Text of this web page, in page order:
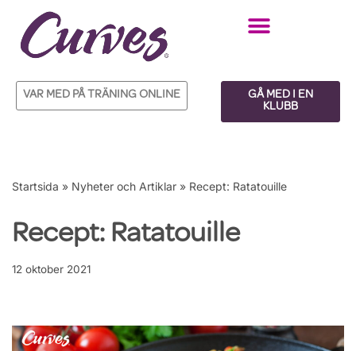
Hoppa
innehåll
VAR MED PÅ TRÄNING ONLINE
GÅ MED I EN
KLUBB
Startsida » Nyheter och Artiklar » Recept: Ratatouille
Recept: Ratatouille
12 oktober 2021